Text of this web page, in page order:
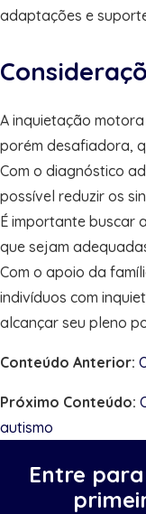
adaptações e
A inquietação
porém desafiadora,
Com o diagnóstico
possível reduzir os
É importante buscar
que sejam
Com o apoio da
indivíduos com
alcançar seu pleno
Conteúdo Anterior:
Próximo Conteúdo:
autismo
Entre para